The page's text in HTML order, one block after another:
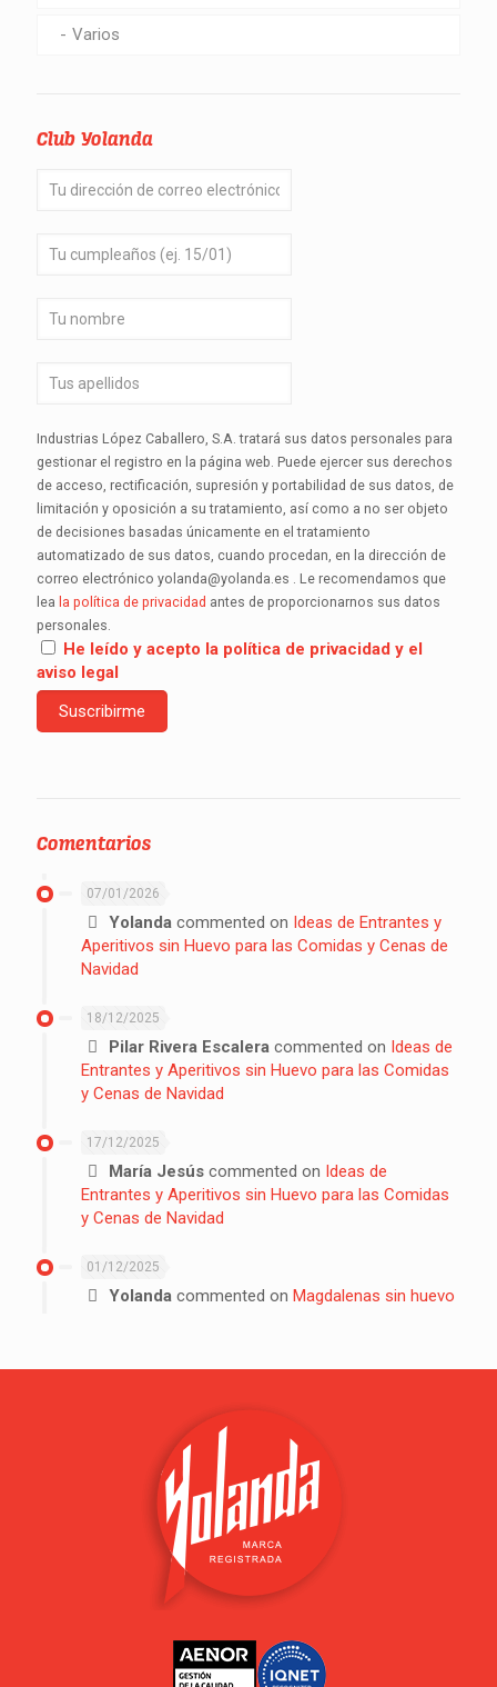
Varios
Club Yolanda
Industrias López Caballero, S.A. tratará sus datos personales para
gestionar el registro en la página web. Puede ejercer sus derechos
de acceso, rectificación, supresión y portabilidad de sus datos, de
limitación y oposición a su tratamiento, así como a no ser objeto
de decisiones basadas únicamente en el tratamiento
automatizado de sus datos, cuando procedan, en la dirección de
correo electrónico yolanda@yolanda.es . Le recomendamos que
lea la política de privacidad antes de proporcionarnos sus datos
personales.
He leído y acepto la política de privacidad y el
aviso legal
Comentarios
07/01/2026
Yolanda commented on Ideas de Entrantes y
Aperitivos sin Huevo para las Comidas y Cenas de
Navidad
18/12/2025
Pilar Rivera Escalera commented on Ideas de
Entrantes y Aperitivos sin Huevo para las Comidas
y Cenas de Navidad
17/12/2025
María Jesús commented on Ideas de
Entrantes y Aperitivos sin Huevo para las Comidas
y Cenas de Navidad
01/12/2025
Yolanda commented on Magdalenas sin huevo